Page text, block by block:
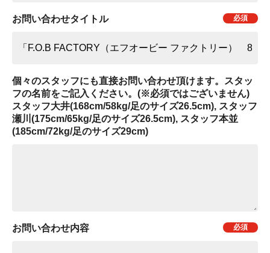
お問い合わせタイトル
個々のスタッフにも直接お問い合わせ頂けます。スタッ
フの名前をご記入ください。(※必須ではございません)
スタッフ大井(168cm/58kg/足のサイズ26.5cm), スタッフ
瀬川(175cm/65kg/足のサイズ26.5cm), スタッフ本並
(185cm/72kg/足のサイズ29cm)
お問い合わせ内容